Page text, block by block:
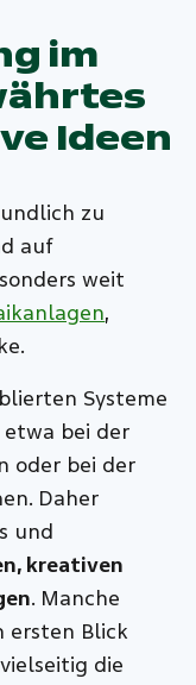
im
Ideen
zu
auf
weit
,
Systeme
etwa bei der
oder bei der
Daher
und
kreativen
. Manche
ersten Blick
die